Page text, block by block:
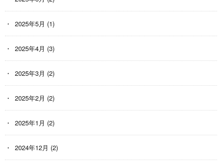
2025年5月 (1)
2025年4月 (3)
2025年3月 (2)
2025年2月 (2)
2025年1月 (2)
2024年12月 (2)